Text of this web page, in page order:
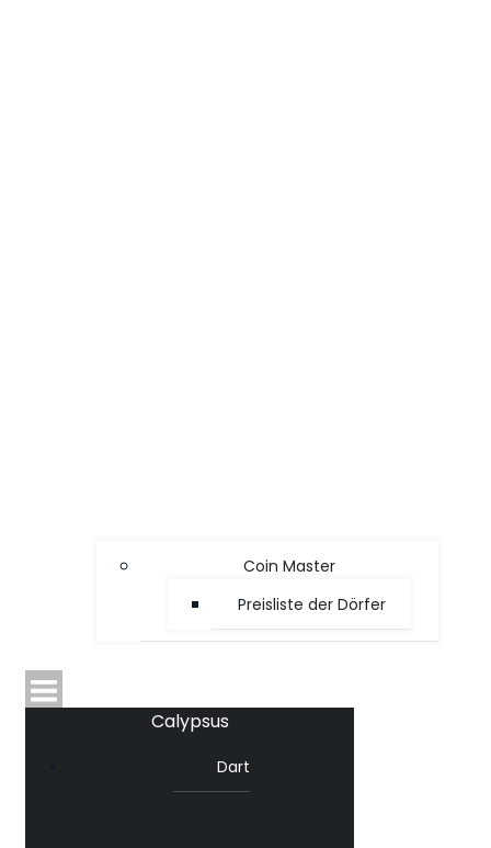
Coin Master
Preisliste der Dörfer
Calypsus
Dart